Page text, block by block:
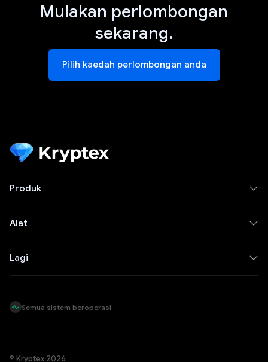
Mulakan perlombongan
sekarang.
Pilih kaedah perlombongan anda
Produk
Alat
Lagi
Semua sistem beroperasi
© Kryptex 2026